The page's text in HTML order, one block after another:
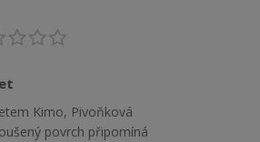
Kimo, Pivoňková
povrch připomíná